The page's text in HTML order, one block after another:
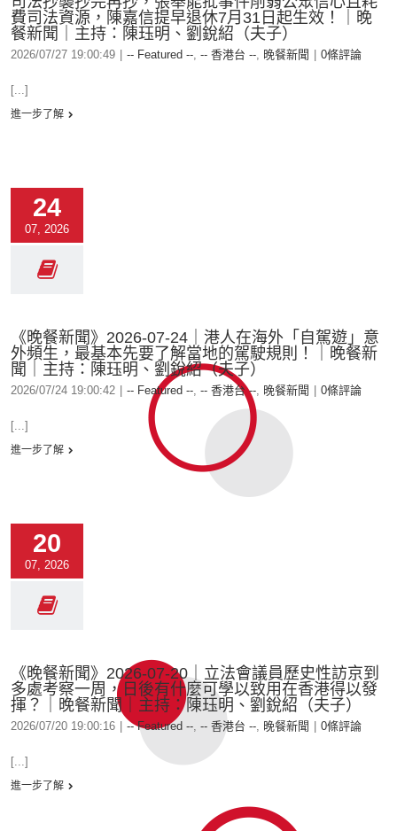
費司法資源，陳嘉信提早退休7月31日起生效！｜晚
餐新聞｜主持：陳珏明、劉銳紹（夫子）
2026/07/27 19:00:49 -- Featured --, -- 香港台 --, 晚餐新聞 0條評論
[...]
進一步了解
24
07, 2026
《晚餐新聞》2026-07-24｜港人在海外「自駕遊」意
外頻生，最基本先要了解當地的駕駛規則！｜晚餐新
聞｜主持：陳珏明、劉銳紹（夫子）
2026/07/24 19:00:42 -- Featured --, -- 香港台 --, 晚餐新聞 0條評論
[...]
進一步了解
20
07, 2026
《晚餐新聞》2026-07-20｜立法會議員歷史性訪京到
多處考察一周，日後有什麼可學以致用在香港得以發
揮？｜晚餐新聞｜主持：陳珏明、劉銳紹（夫子）
2026/07/20 19:00:16 -- Featured --, -- 香港台 --, 晚餐新聞 0條評論
[...]
進一步了解